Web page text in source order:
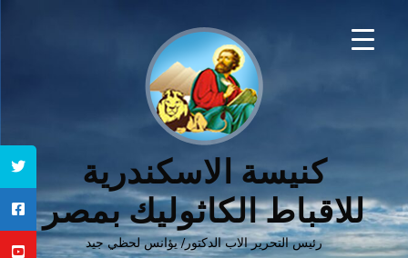
كنيسة الاسكندرية
للاقباط الكاثوليك بمصر
رئيس التحرير الاب الدكتور/ يؤانس لحظي جيد